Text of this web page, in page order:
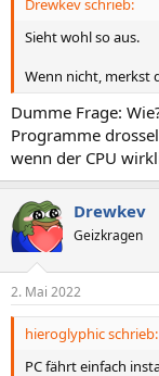
Drewkev schrieb:
Sieht wohl so aus.
Wenn nicht, merkst
Dumme Frage:
Programme
wenn der CPU
Drewkev
Geizkragen
2. Mai 2022
hieroglyphic schrieb:
PC fährt einfach